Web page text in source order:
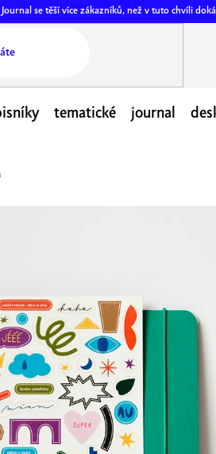
se těší více zákazníků, než v tuto chvíli
tematické journal